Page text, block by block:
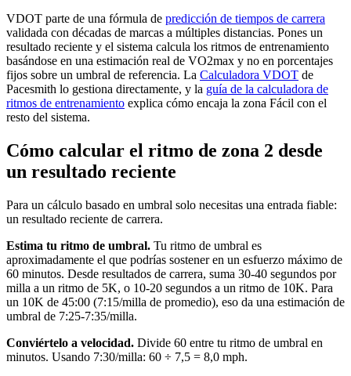
VDOT parte de una fórmula de predicción de tiempos de carrera
validada con décadas de marcas a múltiples distancias. Pones un
resultado reciente y el sistema calcula los ritmos de entrenamiento
basándose en una estimación real de VO2max y no en porcentajes
fijos sobre un umbral de referencia. La Calculadora VDOT de
Pacesmith lo gestiona directamente, y la guía de la calculadora de
ritmos de entrenamiento explica cómo encaja la zona Fácil con el
resto del sistema.
Cómo calcular el ritmo de zona 2 desde
un resultado reciente
Para un cálculo basado en umbral solo necesitas una entrada fiable:
un resultado reciente de carrera.
Estima tu ritmo de umbral. Tu ritmo de umbral es
aproximadamente el que podrías sostener en un esfuerzo máximo de
60 minutos. Desde resultados de carrera, suma 30-40 segundos por
milla a un ritmo de 5K, o 10-20 segundos a un ritmo de 10K. Para
un 10K de 45:00 (7:15/milla de promedio), eso da una estimación de
umbral de 7:25-7:35/milla.
Conviértelo a velocidad. Divide 60 entre tu ritmo de umbral en
minutos. Usando 7:30/milla: 60 ÷ 7,5 = 8,0 mph.